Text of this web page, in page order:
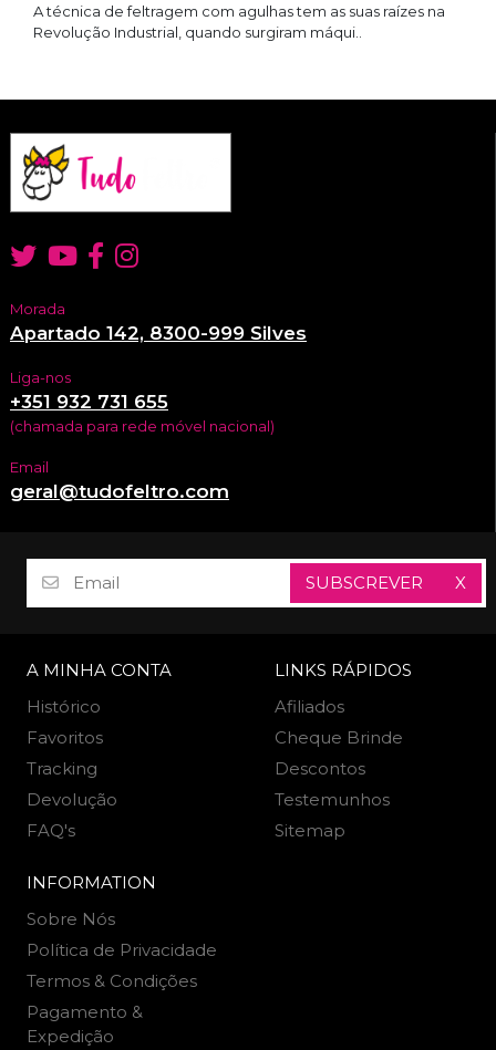
A técnica de feltragem com agulhas tem as suas raízes na
Revolução Industrial, quando surgiram máqui..
Morada
Apartado 142, 8300-999 Silves
Liga-nos
+351 932 731 655
(chamada para rede móvel nacional)
Email
geral@tudofeltro.com
SUBSCREVER X
A MINHA CONTA
Histórico
Favoritos
Tracking
Devolução
FAQ's
LINKS RÁPIDOS
Afiliados
Cheque Brinde
Descontos
Testemunhos
Sitemap
INFORMATION
Sobre Nós
Política de Privacidade
Termos & Condições
Pagamento &
Expedição